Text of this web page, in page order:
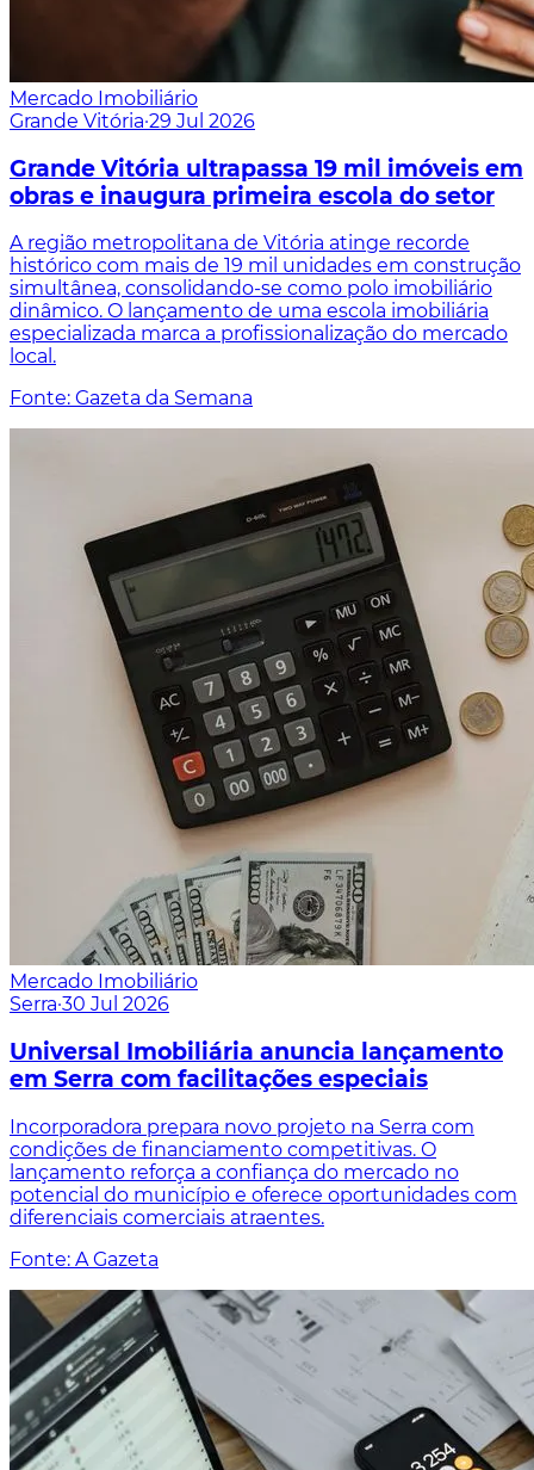
Mercado Imobiliário
Grande Vitória·29 Jul 2026
Grande Vitória ultrapassa 19 mil imóveis em
obras e inaugura primeira escola do setor
A região metropolitana de Vitória atinge recorde
histórico com mais de 19 mil unidades em construção
simultânea, consolidando-se como polo imobiliário
dinâmico. O lançamento de uma escola imobiliária
especializada marca a profissionalização do mercado
local.
Fonte: Gazeta da Semana
Mercado Imobiliário
Serra·30 Jul 2026
Universal Imobiliária anuncia lançamento
em Serra com facilitações especiais
Incorporadora prepara novo projeto na Serra com
condições de financiamento competitivas. O
lançamento reforça a confiança do mercado no
potencial do município e oferece oportunidades com
diferenciais comerciais atraentes.
Fonte: A Gazeta